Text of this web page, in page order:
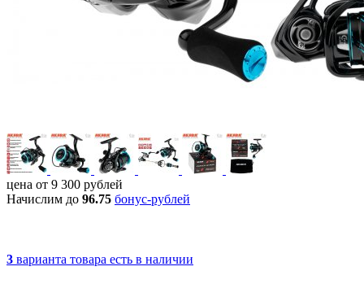
цена от 9 300 рублей
Начислим до 96.75 бонус-рублей
3 варианта товара есть в наличии